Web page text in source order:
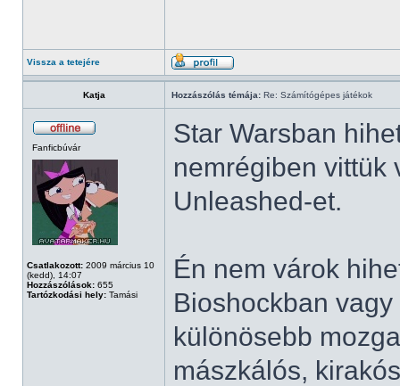
Vissza a tetejére
Katja Hozzászólás témája: Re: Számítógépes játékok
Fanficbúvár
Csatlakozott: 2009 március 10
(kedd), 14:07
Hozzászólások: 655
Tartózkodási hely: Tamási
Star Warsban
nemrégiben vittük
Unleashed-et.
Én nem várok
Bioshockban
különösebb
mászkálós,